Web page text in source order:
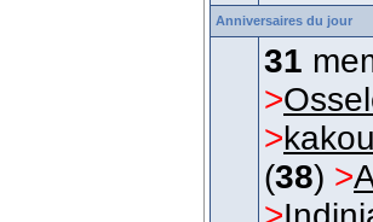
Anniversaires du jour
31
>
>
(38) >